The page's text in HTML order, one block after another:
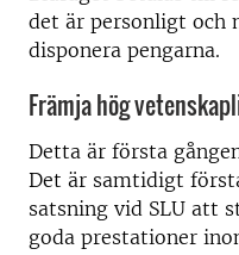
det är personligt och
disponera pengarna.
Främja hög
Detta är första
Det är samtidigt
satsning vid SLU att
goda prestationer